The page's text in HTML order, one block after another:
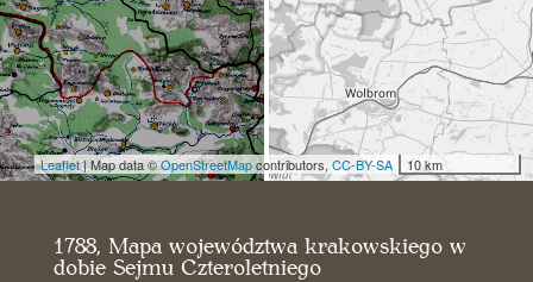
10 km
Leaflet| Map data ©OpenStreetMapcontributors, CC-BY-SA
1788, Mapa województwa krakowskiego w
dobie Sejmu Czteroletniego